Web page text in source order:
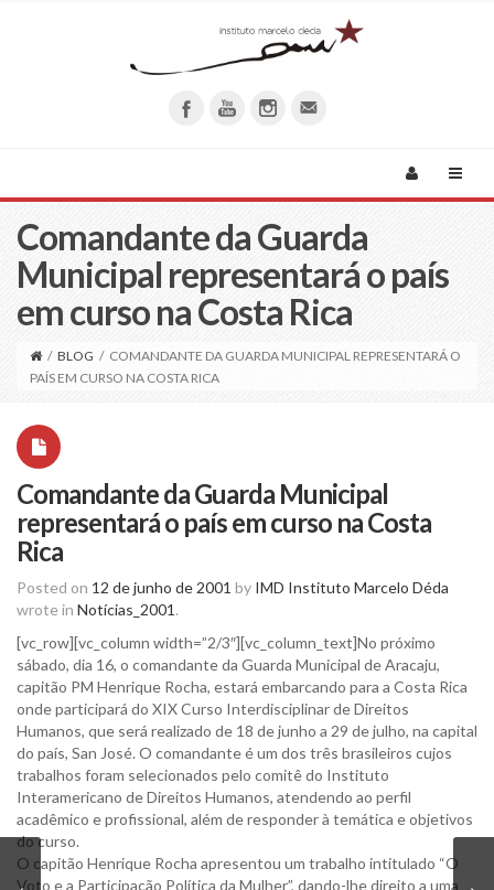
Comandante da Guarda
Municipal representará o país
em curso na Costa Rica
/ BLOG / COMANDANTE DA GUARDA MUNICIPAL REPRESENTARÁ O
PAÍS EM CURSO NA COSTA RICA
Comandante da Guarda Municipal
representará o país em curso na Costa
Rica
Posted on 12 de junho de 2001 by IMD Instituto Marcelo Déda
wrote in Notícias_2001 .
[vc_row][vc_column width=”2/3″][vc_column_text]No próximo
sábado, dia 16, o comandante da Guarda Municipal de Aracaju,
capitão PM Henrique Rocha, estará embarcando para a Costa Rica
onde participará do XIX Curso Interdisciplinar de Direitos
Humanos, que será realizado de 18 de junho a 29 de julho, na capital
do país, San José. O comandante é um dos três brasileiros cujos
trabalhos foram selecionados pelo comitê do Instituto
Interamericano de Direitos Humanos, atendendo ao perfil
acadêmico e profissional, além de responder à temática e objetivos
do curso.
O capitão Henrique Rocha apresentou um trabalho intitulado “O
Voto e a Participação Política da Mulher”, dando-lhe direito a uma